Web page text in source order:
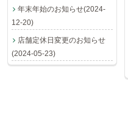
年末年始のお知らせ(2024-
12-20)
店舗定休日変更のお知らせ
(2024-05-23)